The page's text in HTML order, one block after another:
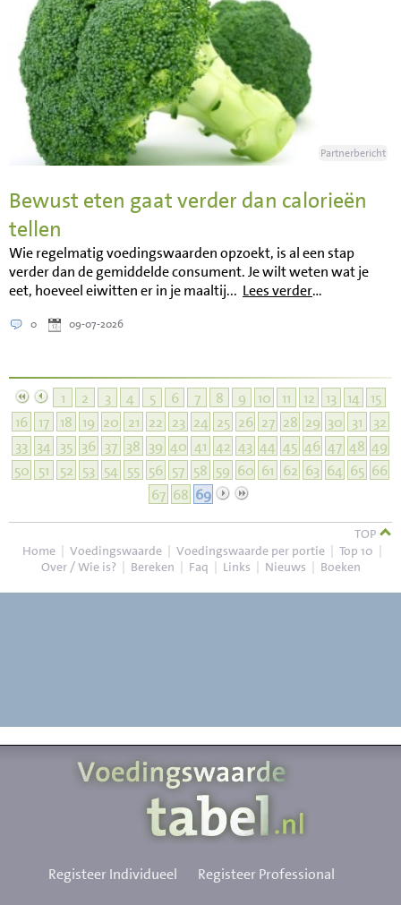
Partnerbericht
Bewust eten gaat verder dan calorieën
tellen
Wie regelmatig voedingswaarden opzoekt, is al een stap
verder dan de gemiddelde consument. Je wilt weten wat je
eet, hoeveel eiwitten er in je maaltij... Lees verder…
0 09-07-2026
1 2 3 4 5 6 7 8 9 10 11 12 13 14 15
16 17 18 19 20 21 22 23 24 25 26 27 28 29 30 31
32
33 34 35 36 37 38 39 40 41 42 43 44 45 46 47 48 49
50 51 52 53 54 55 56 57 58 59 60 61 62 63 64 65 66
67 68 69
TOP
Home | Voedingswaarde | Voedingswaarde per portie | Top 10 |
Over / Wie is? | Bereken | Faq | Links | Nieuws | Boeken
Registeer Individueel Registeer Professional